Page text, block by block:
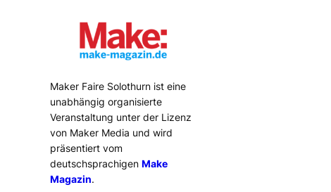
Maker Faire Solothurn ist eine
unabhängig organisierte
Veranstaltung unter der Lizenz
von Maker Media und wird
präsentiert vom
deutschsprachigen Make
Magazin.